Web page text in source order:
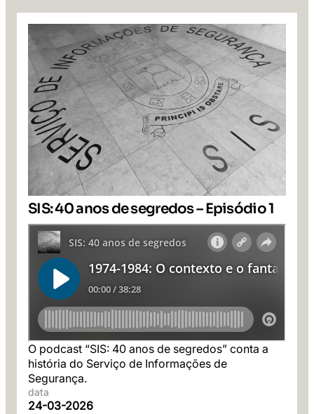
SIS: 40 anos de segredos – Episódio 1
O podcast “SIS: 40 anos de segredos” conta a
história do Serviço de Informações de
Segurança.
data
24-03-2026